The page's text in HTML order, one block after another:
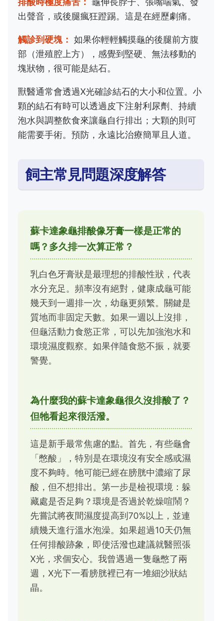
出聲音，或後腿瘋狂蹬踢。這是在經歷劇痛。
觸診到硬塊： 如果你輕輕觸摸龜的後腿前方腹
部（泄殖腔上方），感覺到堅硬、無法移動的
塊狀物，很可能是結石。
獸醫通常會透過X光確診結石的大小和位置。小
顆的結石有時可以透過皮下注射利尿劑、持續
泡水與調整飲食來讓龜自行排出；大顆的則可
能需要手術。預防，永遠比治療簡單且人道。
飼主常見問題深度解答
蘇卡達象龜排酸像牙膏一樣是正常的
嗎？多久排一次算正常？
乳白色牙膏狀是最理想的排酸性狀，代表
水分充足。頻率沒有絕對，健康成龜可能
幾天到一週排一次，幼龜更頻繁。關鍵是
質地而非固定天數。如果一週以上沒排，
但龜活動力食慾正常，可以先加強泡水和
環境濕度觀察。如果伴隨食慾不振，就要
警覺。
為什麼我的蘇卡達象龜很久沒排酸了？
但牠看起來很活潑。
這是新手最常焦慮的點。首先，有些龜會
「憋酸」，特別是在環境沒有安全感或濕
度不夠時。牠可能已經在膀胱中濃縮了尿
酸，但不想排出。第一步是檢視環境：躲
藏處是否足夠？環境是否過於乾燥喧鬧？
先嘗試將夜間濕度提高到70%以上，並連
續幾天進行溫水泡澡。如果超過10天仍無
任何排酸跡象，即使活潑也建議就醫照張
X光，求個安心。我曾遇過一隻龜憋了兩
週，X光下一看膀胱裡已有一堆細沙狀結
晶。